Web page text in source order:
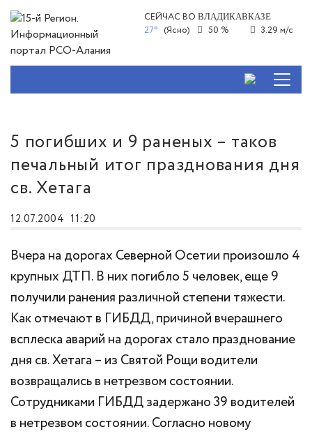
СЕЙЧАС ВОВЛАДИКАВКАЗЕ
27° (Ясно) 50 % 3.29 м/с
5 погибших и 9 раненых – таков
печальный итог празднования дня
св. Хетага
12.07.2004 11:20
Вчера на дорогах Северной Осетии произошло 4
крупных ДТП. В них погибло 5 человек, еще 9
получили ранения различной степени тяжести.
Как отмечают в ГИБДД, причиной вчерашнего
всплеска аварий на дорогах стало празднование
дня св. Хетага – из Святой Рощи водители
возвращались в нетрезвом состоянии.
Сотрудниками ГИБДД задержано 39 водителей
в нетрезвом состоянии. Согласно новому